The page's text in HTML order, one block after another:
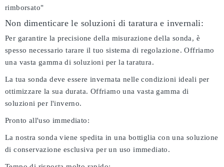
rimborsato"
Non dimenticare le soluzioni di taratura e invernali:
Per garantire la precisione della misurazione della sonda, è
spesso necessario tarare il tuo sistema di regolazione. Offriamo
una vasta gamma di soluzioni per la taratura.
La tua sonda deve essere invernata nelle condizioni ideali per
ottimizzare la sua durata. Offriamo una vasta gamma di
soluzioni per l'inverno.
Pronto all'uso immediato:
La nostra sonda viene spedita in una bottiglia con una soluzione
di conservazione esclusiva per un uso immediato.